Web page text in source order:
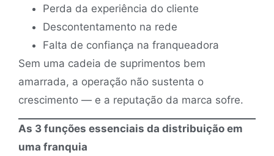
Perda da experiência do cliente
Descontentamento na rede
Falta de confiança na franqueadora
Sem uma cadeia de suprimentos bem
amarrada, a operação não sustenta o
crescimento — e a reputação da marca sofre.
As 3 funções essenciais da distribuição em
uma franquia